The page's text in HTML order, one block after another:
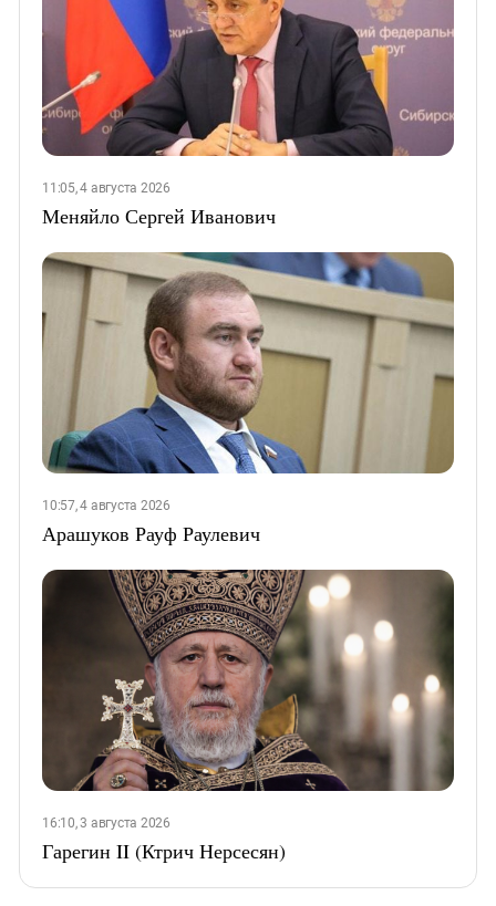
11:05, 4 августа 2026
Меняйло Сергей Иванович
10:57, 4 августа 2026
Арашуков Рауф Раулевич
16:10, 3 августа 2026
Гарегин II (Ктрич Нерсесян)